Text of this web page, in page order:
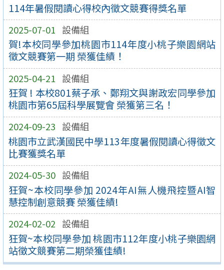
114年暑假閱讀心得校內徵文競賽得獎名單
2025-07-01 設備組
賀!本校同學參加桃園市114年度小桃子樂園網站
徵文競賽第一期 榮獲佳績！
2025-04-21 設備組
狂賀 ! 本校801蔡子承、鄭翔文與謝政宏同學參加
桃園市第65屆科學展覽會 榮獲第三名！
2024-09-23 設備組
桃園市立武漢國民中學113年度暑假閱讀心得徵文
比賽獲獎名單
2024-05-30 設備組
狂賀~本校同學參加 2024年AI無人機飛控暨AI智
慧控制創意競賽 榮獲佳績!
2024-02-02 設備組
狂賀~本校同學參加 桃園市112年度小桃子樂園網
站徵文競賽第二期榮獲佳績!